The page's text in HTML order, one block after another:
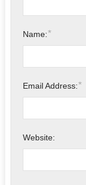
Name:*
Email Address:*
Website: